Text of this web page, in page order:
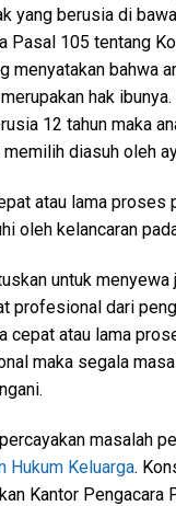
yang berusia di
Pasal 105 tentang
menyatakan bahwa
hak
12 tahun maka
diasuh oleh
atau lama proses
oleh kelancaran
untuk menyewa
profesional dari
cepat atau lama
maka segala
masalah
Hukum Keluarga.
Kantor Pengacara